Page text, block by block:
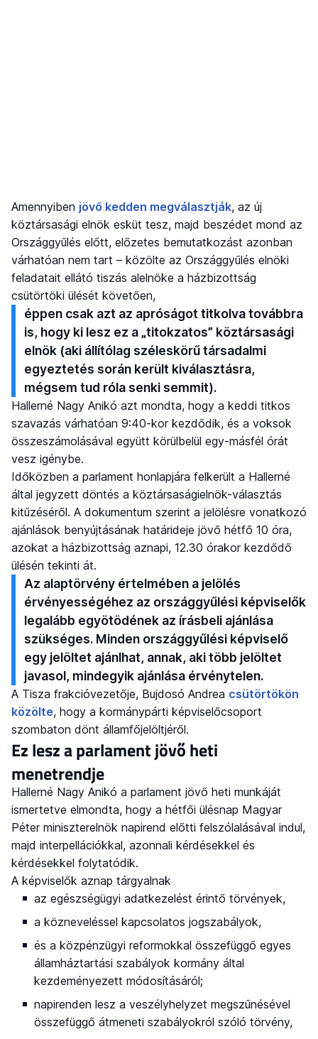
Amennyiben jövő kedden megválasztják, az új
köztársasági elnök esküt tesz, majd beszédet mond az
Országgyűlés előtt, előzetes bemutatkozást azonban
várhatóan nem tart – közölte az Országgyűlés elnöki
feladatait ellátó tiszás alelnöke a házbizottság
csütörtöki ülését követően,
éppen csak azt az apróságot titkolva továbbra
is, hogy ki lesz ez a „titokzatos” köztársasági
elnök (aki állítólag széleskörű társadalmi
egyeztetés során került kiválasztásra,
mégsem tud róla senki semmit).
Hallerné Nagy Anikó azt mondta, hogy a keddi titkos
szavazás várhatóan 9:40-kor kezdődik, és a voksok
összeszámolásával együtt körülbelül egy-másfél órát
vesz igénybe.
Időközben a parlament honlapjára felkerült a Hallerné
által jegyzett döntés a köztársaságielnök-választás
kitűzéséről. A dokumentum szerint a jelölésre vonatkozó
ajánlások benyújtásának határideje jövő hétfő 10 óra,
azokat a házbizottság aznapi, 12.30 órakor kezdődő
ülésén tekinti át.
Az alaptörvény értelmében a jelölés
érvényességéhez az országgyűlési képviselők
legalább egyötödének az írásbeli ajánlása
szükséges. Minden országgyűlési képviselő
egy jelöltet ajánlhat, annak, aki több jelöltet
javasol, mindegyik ajánlása érvénytelen.
A Tisza frakcióvezetője, Bujdosó Andrea csütörtökön
közölte, hogy a kormánypárti képviselőcsoport
szombaton dönt államfőjelöltjéről.
Ez lesz a parlament jövő heti
menetrendje
Hallerné Nagy Anikó a parlament jövő heti munkáját
ismertetve elmondta, hogy a hétfői ülésnap Magyar
Péter miniszterelnök napirend előtti felszólalásával indul,
majd interpellációkkal, azonnali kérdésekkel és
kérdésekkel folytatódik.
A képviselők aznap tárgyalnak
az egészségügyi adatkezelést érintő törvények,
a közneveléssel kapcsolatos jogszabályok,
és a közpénzügyi reformokkal összefüggő egyes
államháztartási szabályok kormány által
kezdeményezett módosításáról;
napirenden lesz a veszélyhelyzet megszűnésével
összefüggő átmeneti szabályokról szóló törvény,